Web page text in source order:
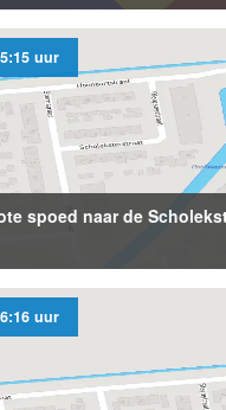
uur
spoed naar de
uur